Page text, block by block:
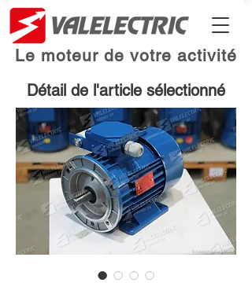
Le moteur de votre activité
Détail de l'article sélectionné